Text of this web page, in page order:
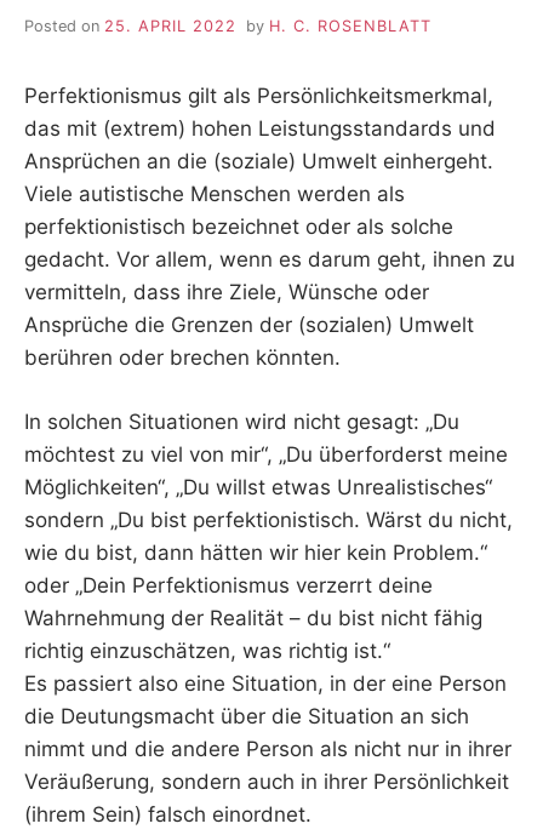
Posted on 25. APRIL 2022 by H. C. ROSENBLATT
Perfektionismus gilt als Persönlichkeitsmerkmal,
das mit (extrem) hohen Leistungsstandards und
Ansprüchen an die (soziale) Umwelt einhergeht.
Viele autistische Menschen werden als
perfektionistisch bezeichnet oder als solche
gedacht. Vor allem, wenn es darum geht, ihnen zu
vermitteln, dass ihre Ziele, Wünsche oder
Ansprüche die Grenzen der (sozialen) Umwelt
berühren oder brechen könnten.
In solchen Situationen wird nicht gesagt: „Du
möchtest zu viel von mir“, „Du überforderst meine
Möglichkeiten“, „Du willst etwas Unrealistisches“
sondern „Du bist perfektionistisch. Wärst du nicht,
wie du bist, dann hätten wir hier kein Problem.“
oder „Dein Perfektionismus verzerrt deine
Wahrnehmung der Realität – du bist nicht fähig
richtig einzuschätzen, was richtig ist.“
Es passiert also eine Situation, in der eine Person
die Deutungsmacht über die Situation an sich
nimmt und die andere Person als nicht nur in ihrer
Veräußerung, sondern auch in ihrer Persönlichkeit
(ihrem Sein) falsch einordnet.